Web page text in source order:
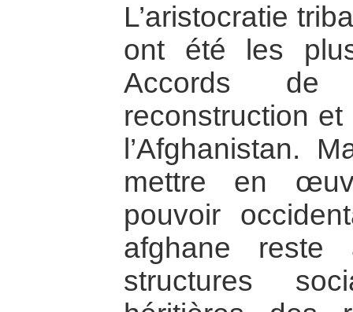
L’aristocratie
ont été les
Accords
reconstruction
l’Afghanistan.
mettre en
pouvoir
afghane reste
structures